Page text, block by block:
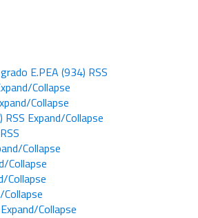
E.PEA (934) RSS
Collapse
Collapse
RSS Expand/Collapse
RSS
Collapse
Collapse
Collapse
Collapse
Expand/Collapse